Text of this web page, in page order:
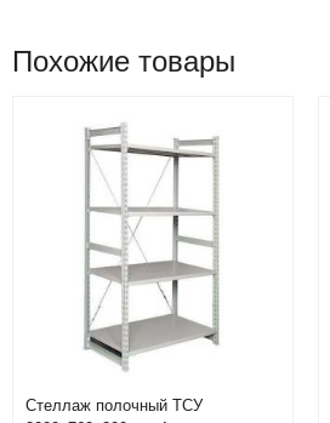
Похожие товары
Стеллаж полочный ТСУ